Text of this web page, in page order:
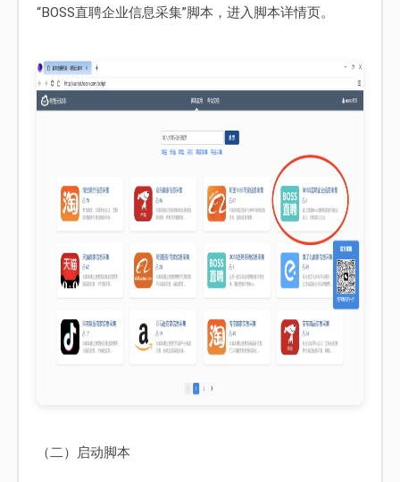
“BOSS直聘企业信息采集”脚本，进入脚本详情页。
（二）启动脚本